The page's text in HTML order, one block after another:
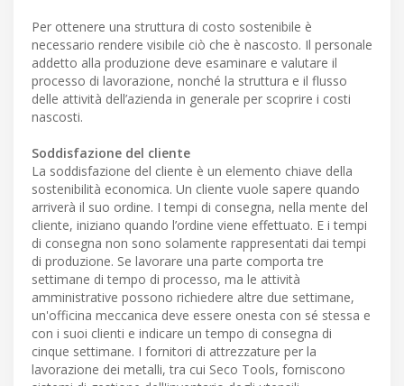
Per ottenere una struttura di costo sostenibile è
necessario rendere visibile ciò che è nascosto. Il personale
addetto alla produzione deve esaminare e valutare il
processo di lavorazione, nonché la struttura e il flusso
delle attività dell’azienda in generale per scoprire i costi
nascosti.
Soddisfazione del cliente
La soddisfazione del cliente è un elemento chiave della
sostenibilità economica. Un cliente vuole sapere quando
arriverà il suo ordine. I tempi di consegna, nella mente del
cliente, iniziano quando l’ordine viene effettuato. E i tempi
di consegna non sono solamente rappresentati dai tempi
di produzione. Se lavorare una parte comporta tre
settimane di tempo di processo, ma le attività
amministrative possono richiedere altre due settimane,
un'officina meccanica deve essere onesta con sé stessa e
con i suoi clienti e indicare un tempo di consegna di
cinque settimane. I fornitori di attrezzature per la
lavorazione dei metalli, tra cui Seco Tools, forniscono